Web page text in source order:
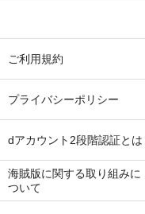
ご利用規約
プライバシーポリシー
dアカウント2段階認証とは
海賊版に関する取り組みに
ついて